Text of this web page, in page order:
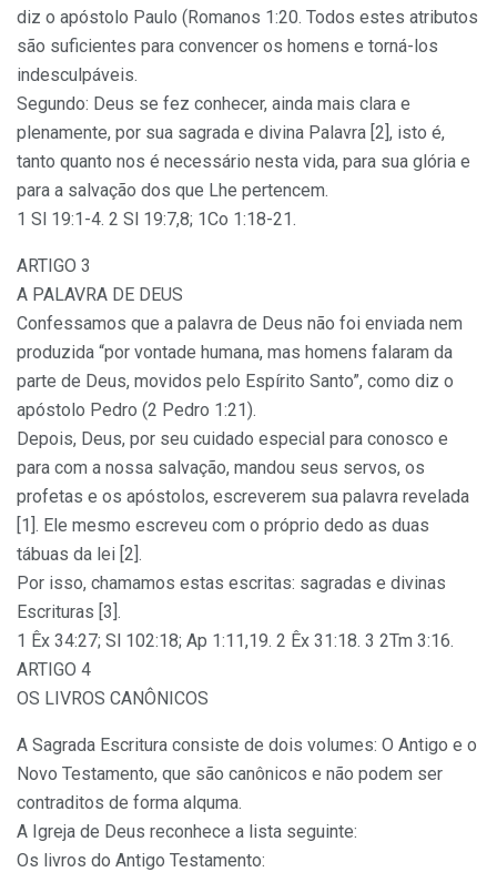
diz o apóstolo Paulo (Romanos 1:20. Todos estes atributos
são suficientes para convencer os homens e torná-los
indesculpáveis.
Segundo: Deus se fez conhecer, ainda mais clara e
plenamente, por sua sagrada e divina Palavra [2], isto é,
tanto quanto nos é necessário nesta vida, para sua glória e
para a salvação dos que Lhe pertencem.
1 Sl 19:1-4. 2 Sl 19:7,8; 1Co 1:18-21.
ARTIGO 3
A PALAVRA DE DEUS
Confessamos que a palavra de Deus não foi enviada nem
produzida “por vontade humana, mas homens falaram da
parte de Deus, movidos pelo Espírito Santo”, como diz o
apóstolo Pedro (2 Pedro 1:21).
Depois, Deus, por seu cuidado especial para conosco e
para com a nossa salvação, mandou seus servos, os
profetas e os apóstolos, escreverem sua palavra revelada
[1]. Ele mesmo escreveu com o próprio dedo as duas
tábuas da lei [2].
Por isso, chamamos estas escritas: sagradas e divinas
Escrituras [3].
1 Êx 34:27; Sl 102:18; Ap 1:11,19. 2 Êx 31:18. 3 2Tm 3:16.
ARTIGO 4
OS LIVROS CANÔNICOS
A Sagrada Escritura consiste de dois volumes: O Antigo e o
Novo Testamento, que são canônicos e não podem ser
contraditos de forma alquma.
A Igreja de Deus reconhece a lista seguinte:
Os livros do Antigo Testamento: